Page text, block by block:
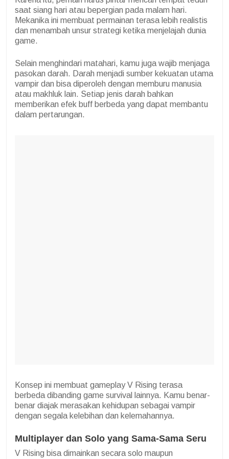
saat siang hari atau bepergian pada malam hari.
Mekanika ini membuat permainan terasa lebih realistis
dan menambah unsur strategi ketika menjelajah dunia
game.
Selain menghindari matahari, kamu juga wajib menjaga
pasokan darah. Darah menjadi sumber kekuatan utama
vampir dan bisa diperoleh dengan memburu manusia
atau makhluk lain. Setiap jenis darah bahkan
memberikan efek buff berbeda yang dapat membantu
dalam pertarungan.
Konsep ini membuat gameplay V Rising terasa
berbeda dibanding game survival lainnya. Kamu benar-
benar diajak merasakan kehidupan sebagai vampir
dengan segala kelebihan dan kelemahannya.
Multiplayer dan Solo yang Sama-Sama Seru
V Rising bisa dimainkan secara solo maupun